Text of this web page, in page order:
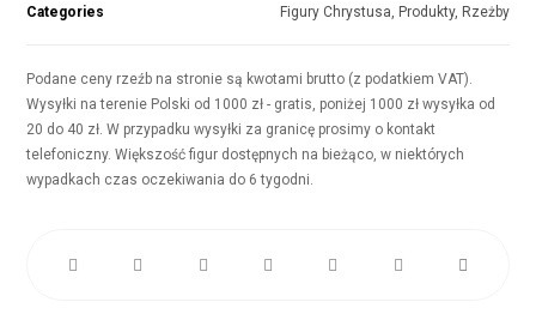
Categories
Figury Chrystusa, Produkty, Rzeżby
Podane ceny rzeźb na stronie są kwotami brutto (z podatkiem VAT).
Wysyłki na terenie Polski od 1000 zł - gratis, poniżej 1000 zł wysyłka od
20 do 40 zł. W przypadku wysyłki za granicę prosimy o kontakt
telefoniczny. Większość figur dostępnych na bieżąco, w niektórych
wypadkach czas oczekiwania do 6 tygodni.